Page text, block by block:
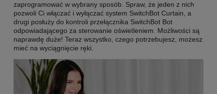
zaprogramować w wybrany sposób. Spraw, że jeden z nich
pozwoli Ci włączać i wyłączać system SwitchBot Curtain, a
drugi posłuży do kontroli przełącznika SwitchBot Bot
odpowiadającego za sterowanie oświetleniem. Możliwości są
naprawdę duże! Teraz wszystko, czego potrzebujesz, możesz
mieć na wyciągnięcie ręki.